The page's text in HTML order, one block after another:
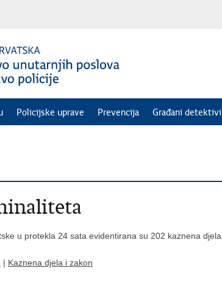
Policijske uprave Prevencija Građani detektivi
u protekla 24 sata evidentirana su 202 kaznena djela.
| Kaznena djela i zakon